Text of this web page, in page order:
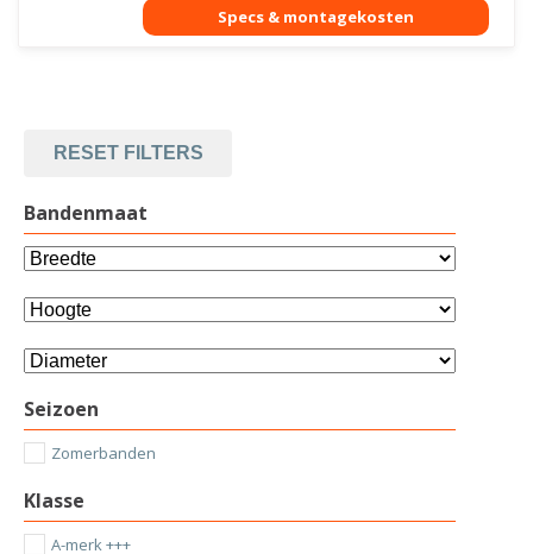
RESET FILTERS
Bandenmaat
Seizoen
Zomerbanden
Klasse
A-merk +++